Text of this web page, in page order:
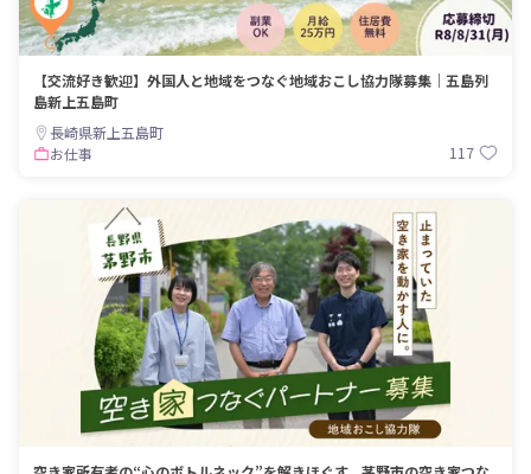
【交流好き歓迎】外国人と地域をつなぐ地域おこし協力隊募集｜五島列
島新上五島町
長崎県新上五島町
お仕事
117